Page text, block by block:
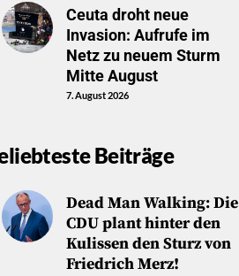
Ceuta droht neue
Invasion: Aufrufe im
Netz zu neuem Sturm
Mitte August
7. August 2026
Beiträge
Dead Man Walking: Die
CDU plant hinter den
Kulissen den Sturz von
Friedrich Merz!